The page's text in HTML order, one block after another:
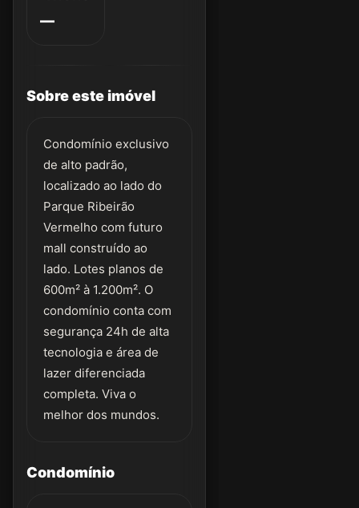
—
Sobre este imóvel
Condomínio exclusivo
de alto padrão,
localizado ao lado do
Parque Ribeirão
Vermelho com futuro
mall construído ao
lado. Lotes planos de
600m² à 1.200m². O
condomínio conta com
segurança 24h de alta
tecnologia e área de
lazer diferenciada
completa. Viva o
melhor dos mundos.
Condomínio